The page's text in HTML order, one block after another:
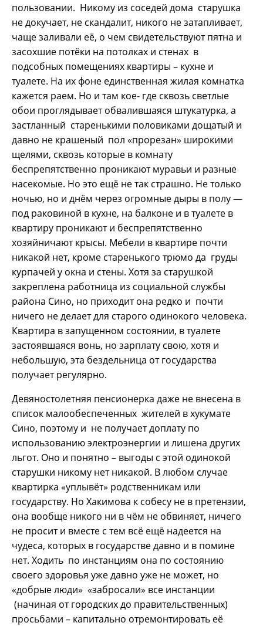
пользовании. Никому из соседей дома старушка
не докучает, не скандалит, никого не затапливает,
чаще заливали её, о чем свидетельствуют пятна и
засохшие потёки на потолках и стенах в
подсобных помещениях квартиры – кухне и
туалете. На их фоне единственная жилая комнатка
кажется раем. Но и там кое- где сквозь светлые
обои проглядывает обвалившаяся штукатурка, а
застланный старенькими половиками дощатый и
давно не крашеный пол «прорезан» широкими
щелями, сквозь которые в комнату
беспрепятственно проникают муравьи и разные
насекомые. Но это ещё не так страшно. Не только
ночью, но и днём через огромные дыры в полу —
под раковиной в кухне, на балконе и в туалете в
квартиру проникают и беспрепятственно
хозяйничают крысы. Мебели в квартире почти
никакой нет, кроме старенького трюмо да груды
курпачей у окна и стены. Хотя за старушкой
закреплена работница из социальной службы
района Сино, но приходит она редко и почти
ничего не делает для старого одинокого человека.
Квартира в запущенном состоянии, в туалете
застоявшаяся вонь, но зарплату свою, хотя и
небольшую, эта бездельница от государства
получает регулярно.
Девяностолетняя пенсионерка даже не внесена в
список малообеспеченных жителей в хукумате
Сино, поэтому и не получает доплату по
использованию электроэнергии и лишена других
льгот. Оно и понятно – выгоды с этой одинокой
старушки никому нет никакой. В любом случае
квартирка «уплывёт» родственникам или
государству. Но Хакимова к собесу не в претензии,
она вообще никого ни в чём не обвиняет, ничего
не просит и вместе с тем всё ещё надеется на
чудеса, которых в государстве давно и в помине
нет. Ходить по инстанциям она по состоянию
своего здоровья уже давно уже не может, но
«добрые люди» «забросали» все инстанции
(начиная от городских до правительственных)
просьбами – капитально отремонтировать её